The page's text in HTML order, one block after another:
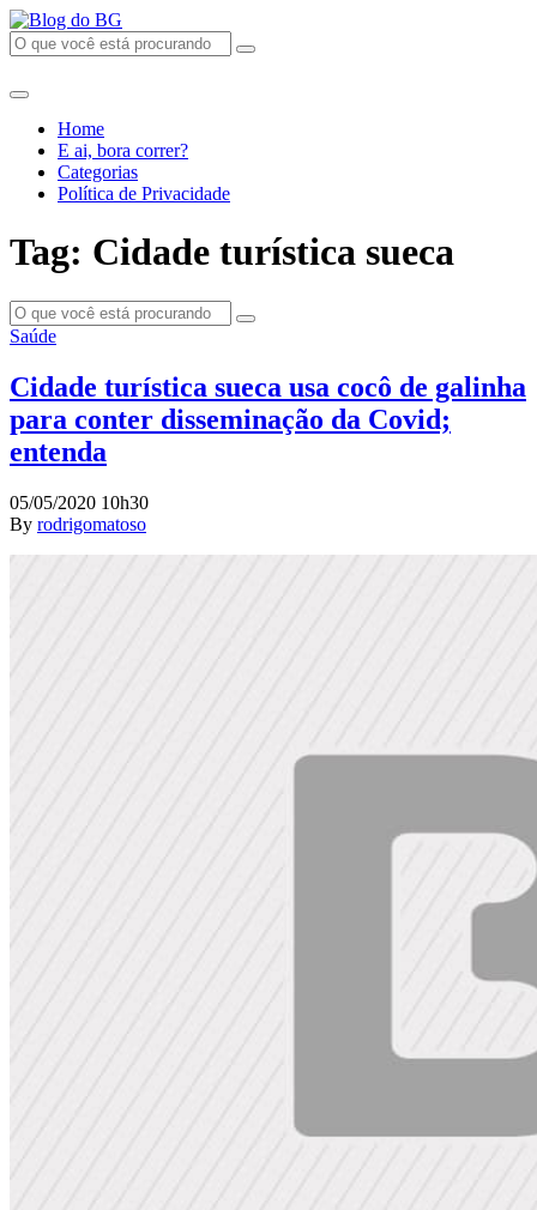
Home
E ai, bora correr?
Categorias
Política de Privacidade
Tag: Cidade turística sueca
Saúde
Cidade turística sueca usa cocô de galinha
para conter disseminação da Covid;
entenda
05/05/2020 10h30
By rodrigomatoso